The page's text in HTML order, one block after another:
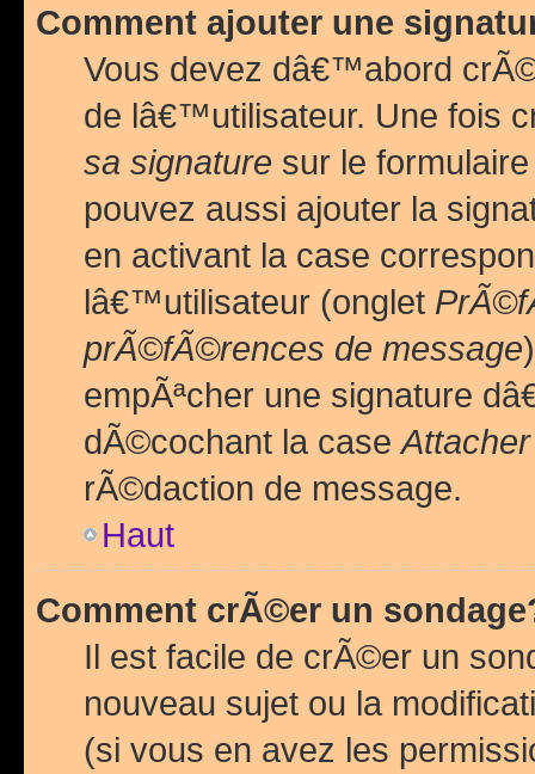
Comment ajouter une
Vous devez dâ€™abord
de lâ€™utilisateur. Une fois
sa signature sur le
pouvez aussi ajouter la
en activant la case
lâ€™utilisateur (onglet
prÃ©fÃ©rences de message
empÃªcher une signature
dÃ©cochant la case
rÃ©daction de message.
Haut
Comment crÃ©er un
Il est facile de crÃ©er un
nouveau sujet ou la
(si vous en avez les